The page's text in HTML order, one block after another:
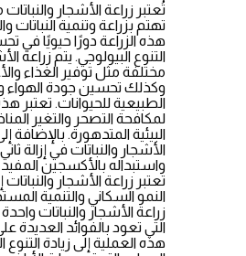
تُعتبر زراعة الأشجار
تهتم بزراعة وتنمية النباتات
هذه الزراعة دورًا حيويًا في
التنوع البيولوجي. يتم زراعة
مختلفة مثل توفير الغذاء
وكذلك تحسين جودة الهواء
الطبيعية للحيوانات. تعتبر
لمكافحة التصحر والتغير
البيئية المتدهورة. بالإضافة
الأشجار والنباتات في إزالة
واستبداله بالأكسجين المفيد
تعتبر زراعة الأشجار
النمو السكاني والتنمية
زراعة الأشجار والنباتات
التي تعود بالفوائد العديدة
هذه العملية إلى زيادة